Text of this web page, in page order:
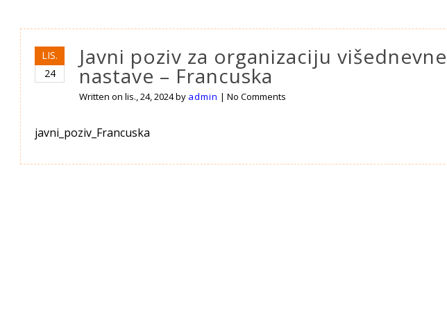
LIS.
24
Javni poziv za organizaciju
nastave – Francuska
Written onlis., 24, 2024by admin |No Comments
javni_poziv_Francuska